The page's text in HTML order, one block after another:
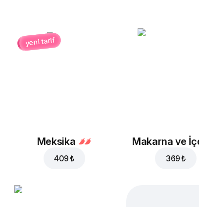
Mozzarella
yeni tarif
Meksika
409 ₺
Makarna ve
369 ₺